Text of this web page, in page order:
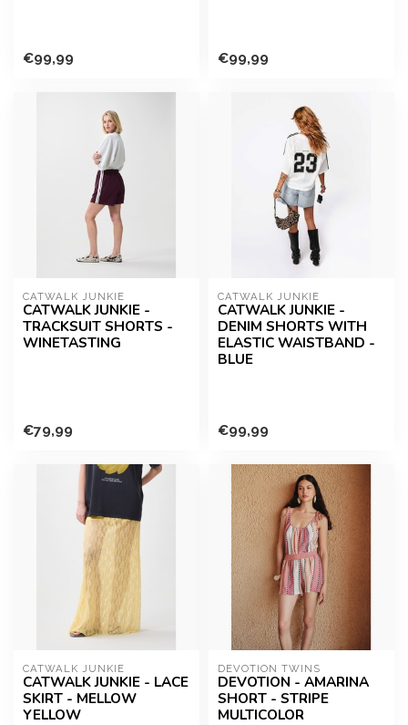
€99,99 €99,99
CATWALK JUNKIE
CATWALK JUNKIE -
TRACKSUIT SHORTS -
WINETASTING
€79,99
CATWALK JUNKIE
CATWALK JUNKIE -
DENIM SHORTS WITH
ELASTIC WAISTBAND -
BLUE
€99,99
CATWALK JUNKIE
CATWALK JUNKIE - LACE
SKIRT - MELLOW
YELLOW
DEVOTION TWINS
DEVOTION - AMARINA
SHORT - STRIPE
MULTICOLOR